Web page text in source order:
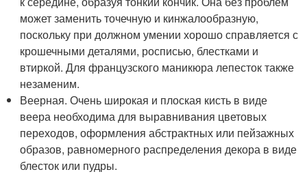
может заменить точечную и кинжалообразную,
поскольку при должном умении хорошо справляется с
крошечными деталями, росписью, блестками и
втиркой. Для французского маникюра лепесток также
незаменим.
Веерная. Очень широкая и плоская кисть в виде
веера необходима для выравнивания цветовых
переходов, оформления абстрактных или пейзажных
образов, равномерного распределения декора в виде
блесток или пудры.